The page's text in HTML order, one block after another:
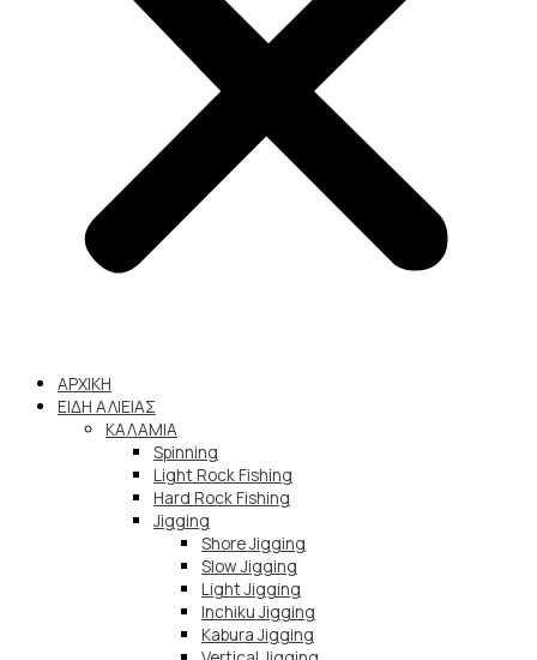
ΑΡΧΙΚΗ
ΕΙΔΗ ΑΛΙΕΙΑΣ
ΚΑΛΑΜΙΑ
Spinning
Light Rock Fishing
Hard Rock Fishing
Jigging
Shore Jigging
Slow Jigging
Light Jigging
Inchiku Jigging
Kabura Jigging